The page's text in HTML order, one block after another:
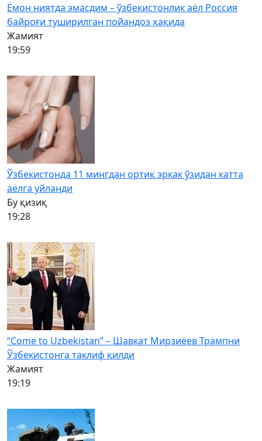
Ёмон ниятда эмасдим – ўзбекистонлик аёл Россия
байроғи туширилган пойандоз ҳақида
Жамият
19:59
Ўзбекистонда 11 мингдан ортиқ эркак ўзидан катта
аёлга уйланди
Бу қизиқ
19:28
“Come to Uzbekistan” – Шавкат Мирзиёев Трампни
Ўзбекистонга таклиф қилди
Жамият
19:19